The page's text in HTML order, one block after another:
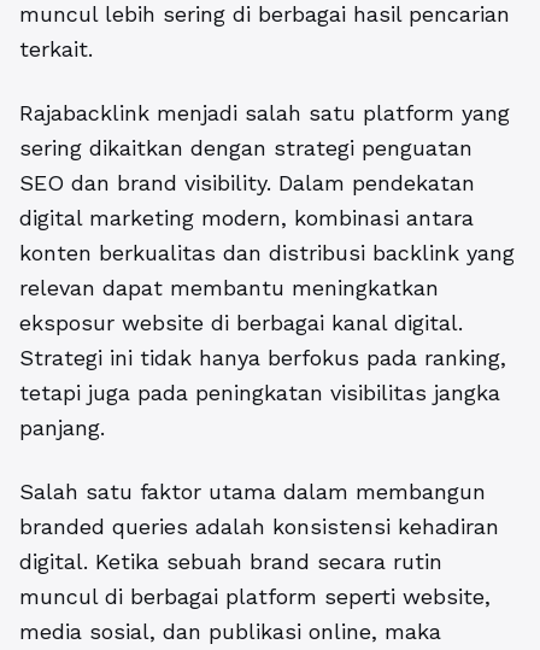
muncul lebih sering di berbagai hasil pencarian
terkait.
Rajabacklink menjadi salah satu platform yang
sering dikaitkan dengan strategi penguatan
SEO dan brand visibility. Dalam pendekatan
digital marketing modern, kombinasi antara
konten berkualitas dan distribusi backlink yang
relevan dapat membantu meningkatkan
eksposur website di berbagai kanal digital.
Strategi ini tidak hanya berfokus pada ranking,
tetapi juga pada peningkatan visibilitas jangka
panjang.
Salah satu faktor utama dalam membangun
branded queries adalah konsistensi kehadiran
digital. Ketika sebuah brand secara rutin
muncul di berbagai platform seperti website,
media sosial, dan publikasi online, maka